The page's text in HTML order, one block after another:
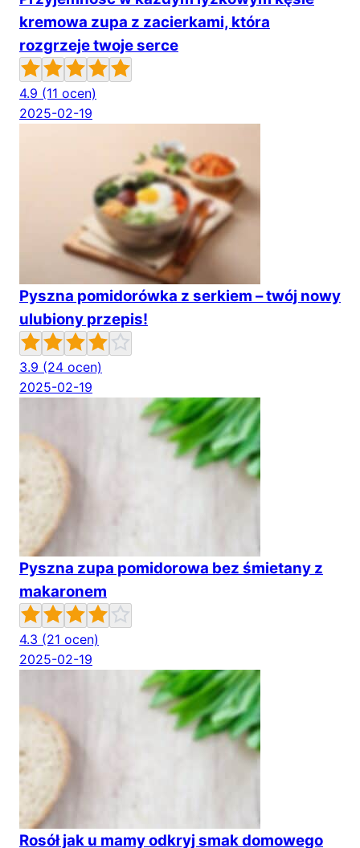
kremowa zupa z zacierkami, która
rozgrzeje twoje serce
4.9 (11 ocen)
2025-02-19
Pyszna pomidorówka z serkiem – twój nowy
ulubiony przepis!
3.9 (24 ocen)
2025-02-19
Pyszna zupa pomidorowa bez śmietany z
makaronem
4.3 (21 ocen)
2025-02-19
Rosół jak u mamy odkryj smak domowego